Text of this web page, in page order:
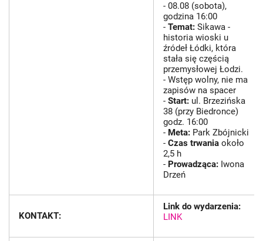
- 08.08 (sobota),
godzina 16:00
- Temat: Sikawa -
historia wioski u
źródeł Łódki, która
stała się częścią
przemysłowej Łodzi.
- Wstęp wolny, nie ma
zapisów na spacer
- Start: ul. Brzezińska
38 (przy Biedronce)
godz. 16:00
- Meta: Park Zbójnicki
- Czas trwania około
2,5 h
- Prowadząca: Iwona
Drzeń
KONTAKT:
Link do wydarzenia:
LINK